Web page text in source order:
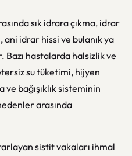
sık idrara çıkma, idrar
ani idrar hissi ve bulanık ya
Bazı hastalarda halsizlik ve
su tüketimi, hijyen
bağışıklık sisteminin
arasında
sistit vakaları ihmal